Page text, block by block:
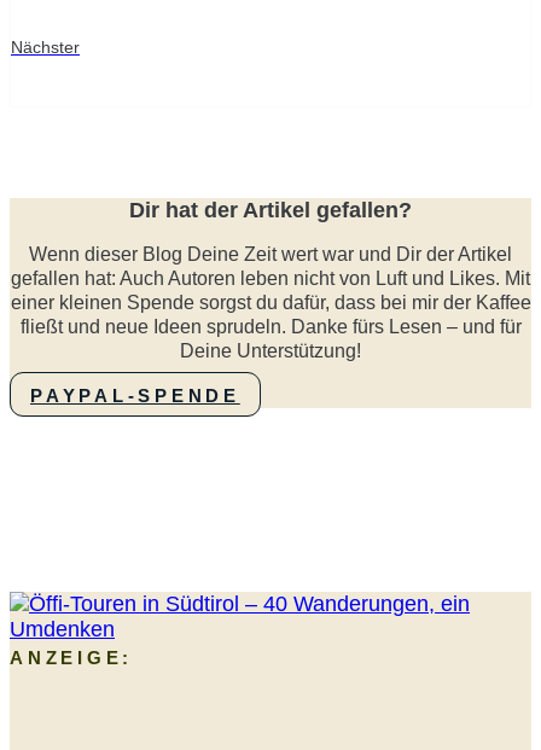
Nächster
Dir hat der Artikel gefallen?
Wenn dieser Blog Deine Zeit wert war und Dir der Artikel
gefallen hat: Auch Autoren leben nicht von Luft und Likes. Mit
einer kleinen Spende sorgst du dafür, dass bei mir der Kaffee
fließt und neue Ideen sprudeln. Danke fürs Lesen – und für
Deine Unterstützung!
PAYPAL-SPENDE
ANZEIGE: